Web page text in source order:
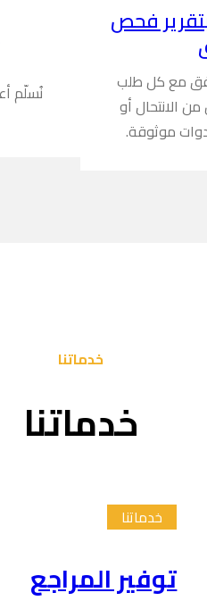
فحص
مع كل طلب
الانتحال أو
موثوقة.
نُسلّم
خدماتنا
خدماتنا
خدماتنا
توفير المراجع